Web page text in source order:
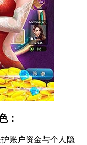
：
账户资金与个人隐